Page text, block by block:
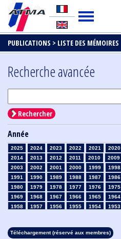
PUBLICATIONS > LISTE DES MÉMOIRES
Recherche avancée
Rechercher
Année
2025 2024 2023 2022 2021 2020
2014
2013 2012 2011 2010 2009
2003
2002 2001 2000 1999 1998
1991
1990 1989 1988 1987 1986
1980
1979 1978 1977 1976 1975
1969
1968 1967 1966 1965 1964
1958
1957 1956 1955 1954 1953
1913
1912 1911 1910 1909 1908
Téléchargement (réservé aux membres)